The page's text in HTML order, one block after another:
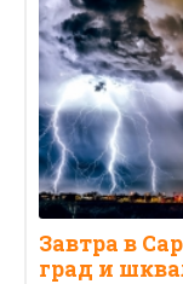
Завтра в
град и